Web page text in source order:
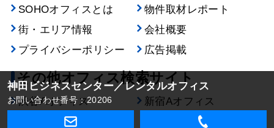
神田ビジネスセンター／レンタルオフィス
お問い合わせ番号：20206
SOHOオフィスとは
物件取材レポート
街・エリア情報
会社概要
プライバシーポリシー
広告掲載
その他オフィス検索サイト
渋谷Aオフィス 新宿Aオフィス